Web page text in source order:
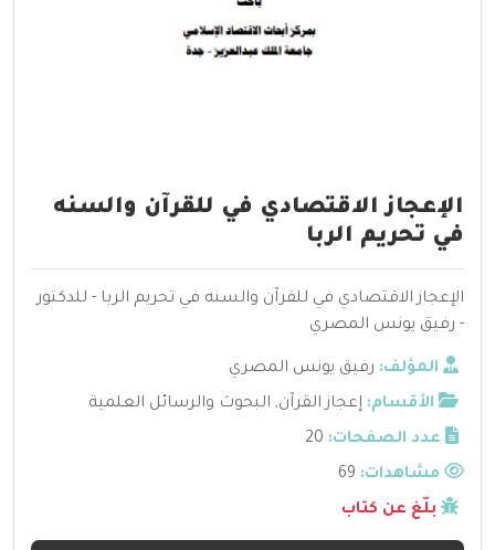
الإعجاز الاقتصادي في للقرآن والسنه
في تحريم الربا
الإعجاز الاقتصادي في للقرآن والسنه في تحريم الربا - للدكتور
- رفيق يونس المصري
المؤلف: رفيق يونس المصري
الأقسام: إعجاز القرآن, البحوث والرسائل العلمية
عدد الصفحات: 20
مشاهدات:
بلّغ عن كتاب